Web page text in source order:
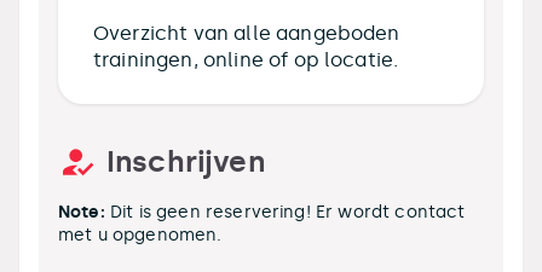
Overzicht van alle aangeboden
trainingen, online of op locatie.
Inschrijven
Note: Dit is geen reservering! Er wordt contact
met u opgenomen.